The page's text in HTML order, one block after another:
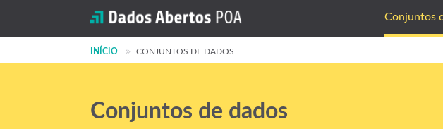
Conjuntos
INÍCIO CONJUNTOS DE DADOS
Conjuntos de dados